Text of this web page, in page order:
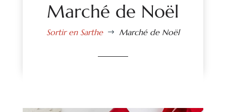
Marché de Noël
Sortir en Sarthe $ Marché de Noël